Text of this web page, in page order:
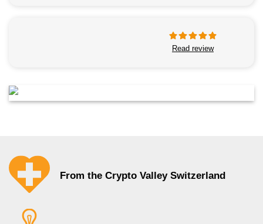
Read review
From the Crypto Valley Switzerland